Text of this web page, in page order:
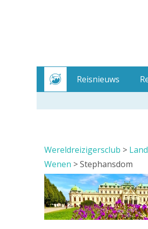
Reisnieuws
Wereldreizigersclub >
Wenen >Stephansdom